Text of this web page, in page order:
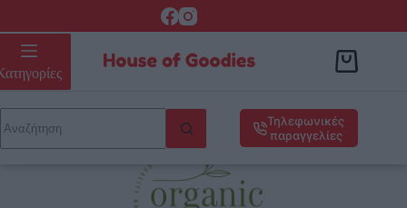
Τηλεφωνικές
παραγγελίες